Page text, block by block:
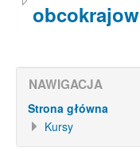
NAWIGACJA
Strona główna
Kursy